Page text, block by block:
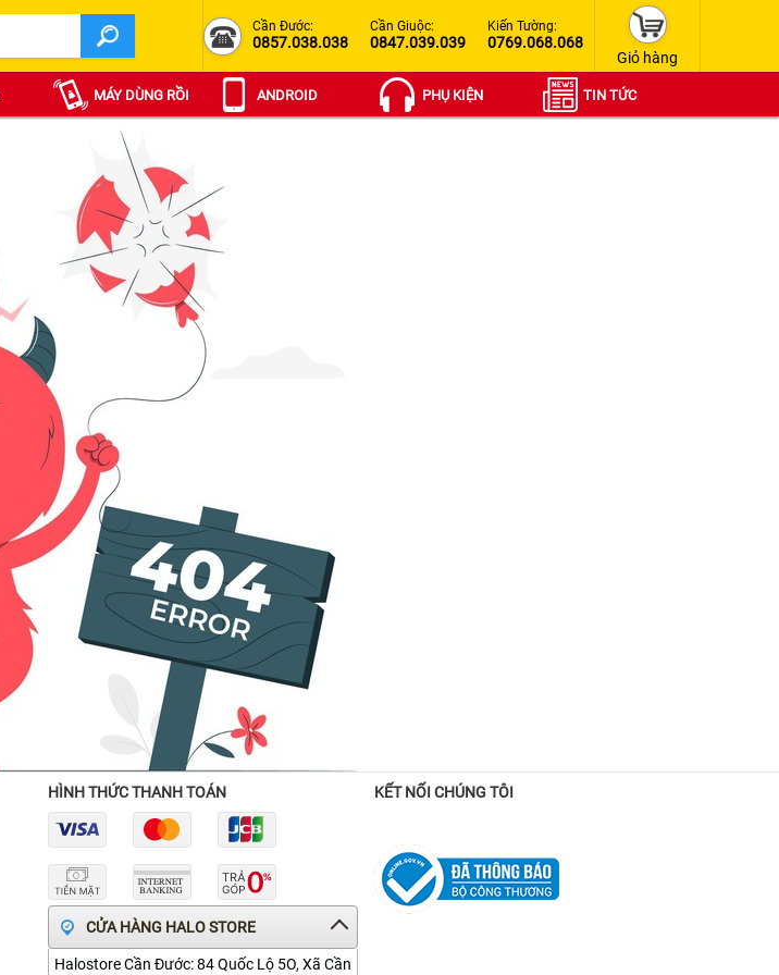
Cần Đước:
0857.038.038
Cần Giuộc:
0847.039.039
Kiến Tường:
0769.068.068
Giỏ hàng
MÁY DÙNG RỒI ANDROID PHỤ KIỆN TIN TỨC
HÌNH THỨC THANH TOÁN
CỬA HÀNG HALO STORE
Halostore Cần Đước: 84 Quốc Lộ 5O, Xã Cần
KẾT NỐI CHÚNG TÔI